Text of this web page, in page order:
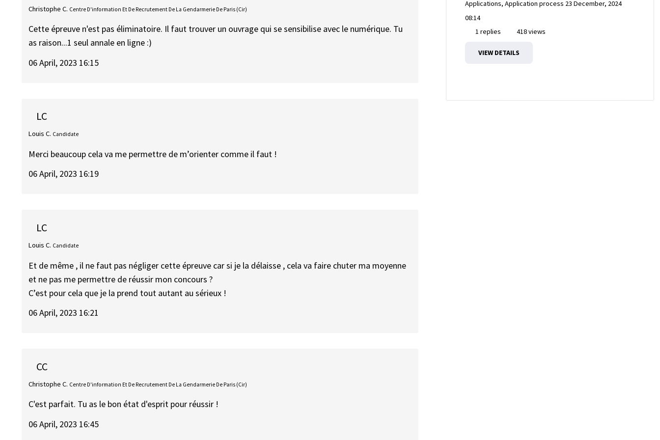
Christophe C. Centre D'information Et De Recrutement De La Gendarmerie De Paris (Cir)
Cette épreuve n'est pas éliminatoire. Il faut trouver un ouvrage qui se sensibilise avec le numérique. Tu
as raison...1 seul annale en ligne :)
06 April, 2023 16:15
LC
Louis C. Candidate
Merci beaucoup cela va me permettre de m’orienter comme il faut !
06 April, 2023 16:19
LC
Louis C. Candidate
Et de même , il ne faut pas négliger cette épreuve car si je la délaisse , cela va faire chuter ma moyenne
et ne pas me permettre de réussir mon concours ?
C’est pour cela que je la prend tout autant au sérieux !
06 April, 2023 16:21
CC
Christophe C. Centre D'information Et De Recrutement De La Gendarmerie De Paris (Cir)
C'est parfait. Tu as le bon état d'esprit pour réussir !
06 April, 2023 16:45
Applications, Application process 23 December, 2024
08:14
1 replies
418 views
VIEW DETAILS